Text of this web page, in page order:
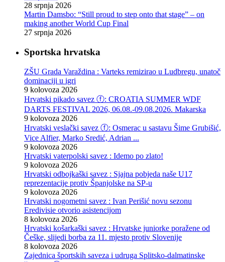
28 srpnja 2026
Martin Damsbo: “Still proud to step onto that stage” – on
making another World Cup Final
27 srpnja 2026
Sportska hrvatska
ZŠU Grada Varaždina : Varteks remizirao u Ludbregu, unatoč
dominaciji u igri
9 kolovoza 2026
Hrvatski pikado savez ⓕ: CROATIA SUMMER WDF
DARTS FESTIVAL 2026, 06.08.-09.08.2026. Makarska
9 kolovoza 2026
Hrvatski veslački savez ⓕ: Osmerac u sastavu Šime Grubišić,
Vice Alfier, Marko Sredić, Adrian ...
9 kolovoza 2026
Hrvatski vaterpolski savez : Idemo po zlato!
9 kolovoza 2026
Hrvatski odbojkaški savez : Sjajna pobjeda naše U17
reprezentacije protiv Španjolske na SP-u
9 kolovoza 2026
Hrvatski nogometni savez : Ivan Perišić novu sezonu
Eredivisie otvorio asistencijom
8 kolovoza 2026
Hrvatski košarkaški savez : Hrvatske juniorke poražene od
Češke, slijedi borba za 11. mjesto protiv Slovenije
8 kolovoza 2026
Zajednica športskih saveza i udruga Splitsko-dalmatinske